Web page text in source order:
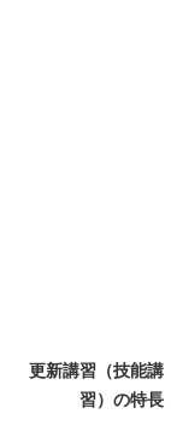
更新講習（技能講
習）の特長